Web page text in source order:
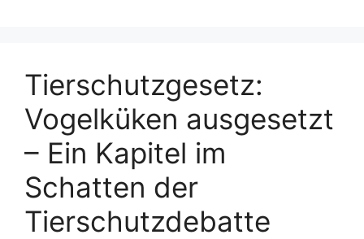
t
e
r
Tierschutzgesetz:
Vogelküken ausgesetzt
– Ein Kapitel im
Schatten der
Tierschutzdebatte